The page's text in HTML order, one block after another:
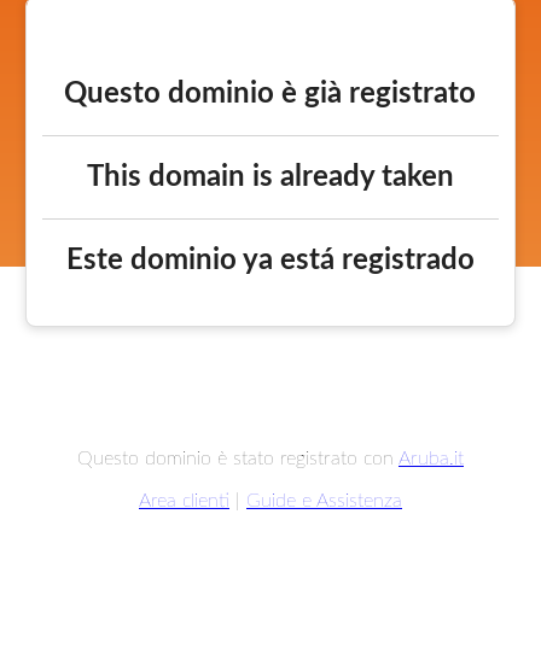
Questo dominio è già registrato
This domain is already taken
Este dominio ya está registrado
Questo dominio è stato registrato con Aruba.it
Area clienti Guide e Assistenza